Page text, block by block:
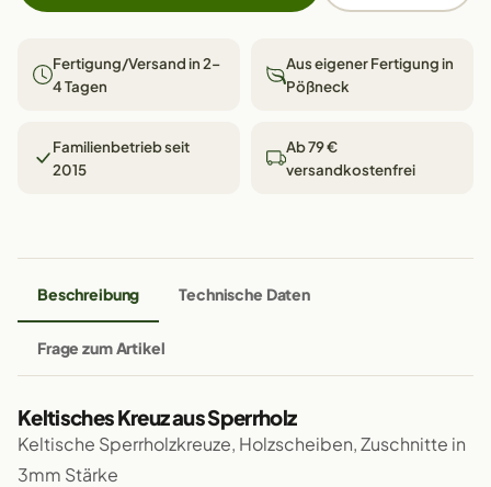
Fertigung/Versand in 2–
4 Tagen
Aus eigener Fertigung in
Pößneck
Familienbetrieb seit
2015
Ab 79 €
versandkostenfrei
Beschreibung Technische Daten
Frage zum Artikel
Keltisches Kreuz aus Sperrholz
Keltische Sperrholzkreuze, Holzscheiben, Zuschnitte in
3mm Stärke